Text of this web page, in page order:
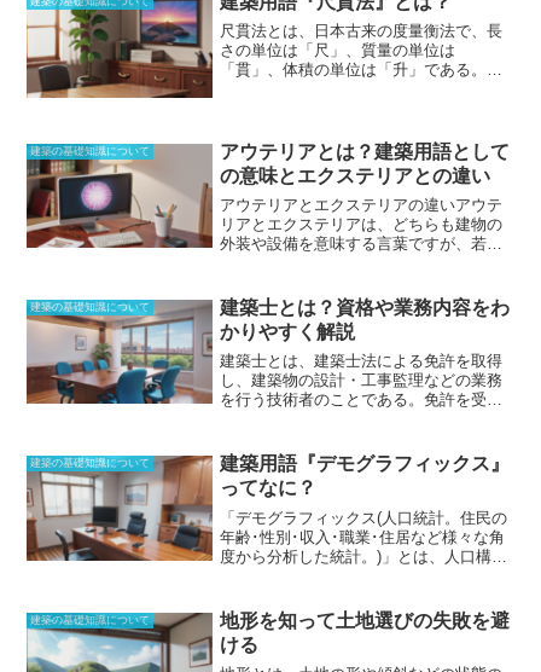
に東京都と神奈川県が生産地として有名
です。江戸指物の特徴は、以下の通りで
す。・木地仕上げに、クワやケンポナシ
の木目を活かしたふき漆を使用している
と耐久性から、江戸時代から現在まで、
家具や建具として広く使用され続けてい
ます。
尺貫法とは、 日本古来の度量衡法で、長
さの単位は「尺」、質量の単位は
「貫」、体積の単位は「升」である。
は、長さの単位「尺」は約303mm、質量
の単位「貫」は約3.75kg、体積の単位
「升」は約1.80386リットルである。尺貫
法は東アジアにおいて広く使用されてい
るが、貫に関しては日本独自の単位で、
尺貫法という名前も日本独自のものだ。
中国固有の単位は、貫ではなく斤のため
「尺斤法」と呼ぶ。
建築の基礎知識について
アウテリアとは？建築用語として
の意味とエクステリアとの違い
アウテリアとエクステリアの違いアウテ
リアとエクステリアは、どちらも建物の
外装や設備を意味する言葉ですが、若干
る装飾や設備のことを指します。一方、
エクステリアは、アウテリアに加えて、
建物の外壁、屋根、窓、バルコニーな
ど、建物の外観全体を指します。アウテ
リアは、建物の外観を美しくしたり、セ
キュリティを向上させたり、プライバシ
物の構造を支えたり、断熱性を向上させ
たり、耐震性を強化したりする役割もあ
ります。アウテリアとエクステリアは、
どちらも建物の重要な要素であり、建物
の外観や機能に大きな影響を与えます。
アウテリアとエクステリアを上手にコー
建築の基礎知識について
建築士とは？資格や業務内容をわ
かりやすく解説
建築士とは、建築士法による免許を取得
し、建築物の設計・工事監理などの業務
を行う技術者のことである。免許を受け
または都道府県知事が行う資格試験に合
格しなければならない。「建築士」は、
一級建築士、二級建築士、木造建築士の3
種類に区分され、それぞれ業務を行える
建築物が異なる。また、一級建築士であ
って、構造設計または設備設計について
一級建築士として、その専門業務に従事
することが可能である。建築士の業務分
野は、その専門性に応じて、大きく意匠
建築の基礎知識について
建築用語『デモグラフィックス』
ってなに？
「デモグラフィックス(人口統計。住民の
年齢･性別･収入･職業･住居など様々な角
度から分析した統計。)」 とは、人口構成
入、家庭構成、住居形態など、人々の特
徴を定量的に記述するために使用されま
す。建築業界では、建物の設計や開発、
建築の基礎知識について
地形を知って土地選びの失敗を避
ける